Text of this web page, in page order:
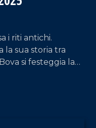
i riti antichi.
la sua storia tra
si festeggia la